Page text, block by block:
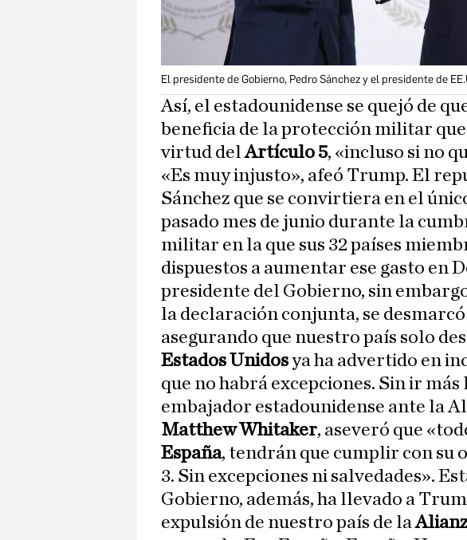
El presidente de Gobierno, Pedro Sánchez y el presidente de
Así, el estadounidense se quejó de
beneficia de la protección militar
virtud delArtículo 5, «incluso si no
«Es muy injusto», afeó Trump. El
Sánchez que se convirtiera en el
pasado mes de junio durante la
militar en la que sus 32 países
dispuestos a aumentar ese gasto en
presidente del Gobierno, sin
la declaración conjunta, se
asegurando que nuestro país solo
Estados Unidosya ha advertido en
que no habrá excepciones. Sin ir
embajador estadounidense ante la
Matthew Whitaker, aseveró que
España, tendrán que cumplir con su
3. Sin excepciones ni salvedades».
Gobierno, además, ha llevado a
expulsión de nuestro país de la